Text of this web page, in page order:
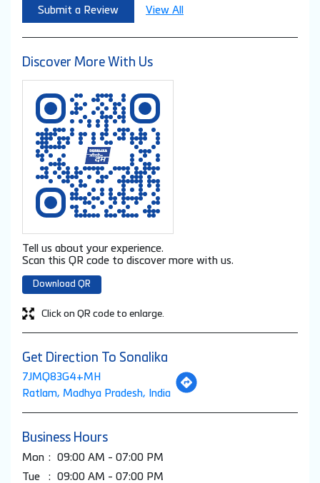
Submit a Review View All
Discover More With Us
Tell us about your experience.
Scan this QR code to discover more with us.
Download QR
Click on QR code to enlarge.
Get Direction To Sonalika
7JMQ83G4+MH
Ratlam, Madhya Pradesh, India
Business Hours
Mon
09:00 AM - 07:00 PM
Tue
09:00 AM - 07:00 PM